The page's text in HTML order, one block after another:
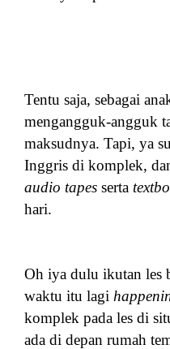
Tentu saja, sebagai
mengangguk-angguk
maksudnya. Tapi, ya
Inggris di komplek,
audio tapes serta
hari.
Oh iya dulu ikutan les
waktu itu lagi
komplek pada les di
ada di depan rumah